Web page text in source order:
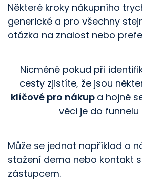
Některé kroky nákupního
generické a pro všechny
otázka na znalost nebo
Nicméně pokud při
cesty zjistíte, že jsou
klíčové pro nákup a hojně
věci je do
Může se jednat například o
stažení dema nebo kontakt
zástupcem.